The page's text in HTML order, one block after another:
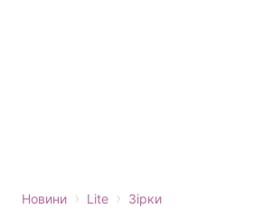
Новини › Lite › Зірки